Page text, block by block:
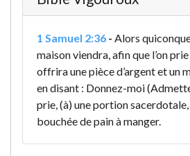
1 Samuel 2:36 - Alors
maison viendra, afin que l’on
offrira une pièce d’argent et un
en disant : Donnez-moi
prie, (à) une portion sacerdotale,
bouchée de pain à manger.